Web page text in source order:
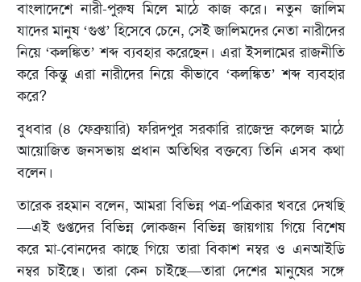
বাংলাদেশে নারী-পুরুষ মিলে মাঠে কাজ করে। নতুন জালিম
যাদের মানুষ ‘গুপ্ত’ হিসেবে চেনে, সেই জালিমদের নেতা নারীদের
নিয়ে ‌‘কলঙ্কিত’ শব্দ ব্যবহার করেছেন। এরা ইসলামের রাজনীতি
করে কিন্তু এরা নারীদের নিয়ে কীভাবে ‘কলঙ্কিত’ শব্দ ব্যবহার
করে?
বুধবার (৪ ফেব্রুয়ারি) ফরিদপুর সরকারি রাজেন্দ্র কলেজ মাঠে
আয়োজিত জনসভায় প্রধান অতিথির বক্তব্যে তিনি এসব কথা
বলেন।
তারেক রহমান বলেন, আমরা বিভিন্ন পত্র-পত্রিকার খবরে দেখছি
—এই গুপ্তদের বিভিন্ন লোকজন বিভিন্ন জায়গায় গিয়ে বিশেষ
করে মা-বোনদের কাছে গিয়ে তারা বিকাশ নম্বর ও এনআইডি
নম্বর চাইছে। তারা কেন চাইছে—তারা দেশের মানুষের সঙ্গে